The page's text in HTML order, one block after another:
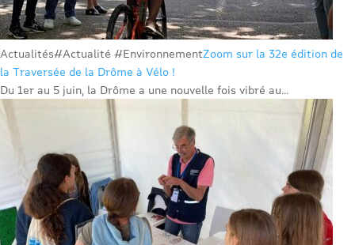
Actualités#Actualité #EnvironnementZoom sur la 32e édition de
la Traversée de la Drôme à Vélo !
Du 1er au 5 juin, la Drôme a une nouvelle fois vibré au...